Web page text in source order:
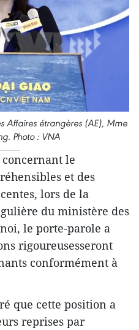
Affaires étrangères (AE), Mme
Photo : VNA
le
et des
lors de la
du ministère des
le porte-parole a
rigoureusesseront
conformément à
que cette position a
reprises par